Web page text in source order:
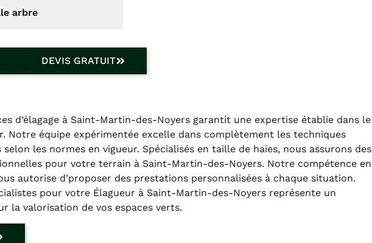
arbre
DEVIS GRATUIT
d’élagage à Saint-Martin-des-Noyers garantit une expertise établie dans le
Notre équipe expérimentée excelle dans complètement les techniques
selon les normes en vigueur. Spécialisés en taille de haies, nous assurons des
pour votre terrain à Saint-Martin-des-Noyers. Notre compétence en
autorise d’proposer des prestations personnalisées à chaque situation.
pour votre Élagueur à Saint-Martin-des-Noyers représente un
la valorisation de vos espaces verts.